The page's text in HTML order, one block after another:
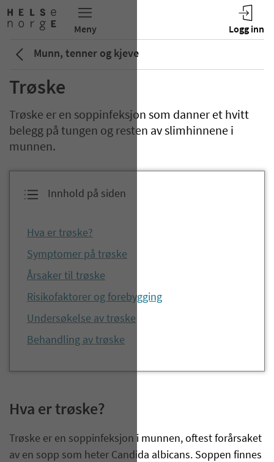
Munn, tenner og kjeve
Trøske
Trøske er en soppinfeksjon som danner et hvitt
belegg på tungen og resten av slimhinnene i
munnen.
Innhold på siden
Hva er trøske?
Symptomer på trøske
Årsaker til trøske
Risikofaktorer og forebygging
Undersøkelse av trøske
Behandling av trøske
Hva er trøske?
Trøske er en soppinfeksjon i munnen, oftest forårsaket
av en sopp som heter Candida albicans. Soppen finnes